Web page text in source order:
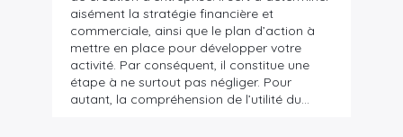
aisément la stratégie financière et
commerciale, ainsi que le plan d’action à
mettre en place pour développer votre
activité. Par conséquent, il constitue une
étape à ne surtout pas négliger. Pour
autant, la compréhension de l’utilité du…